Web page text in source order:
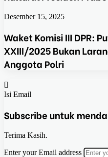
Desember 15, 2025
Waket Komisi III DPR:
XXIII/2025 Bukan
Anggota Polri
Isi Email
Subscribe untuk
Terima Kasih.
Enter your Email address